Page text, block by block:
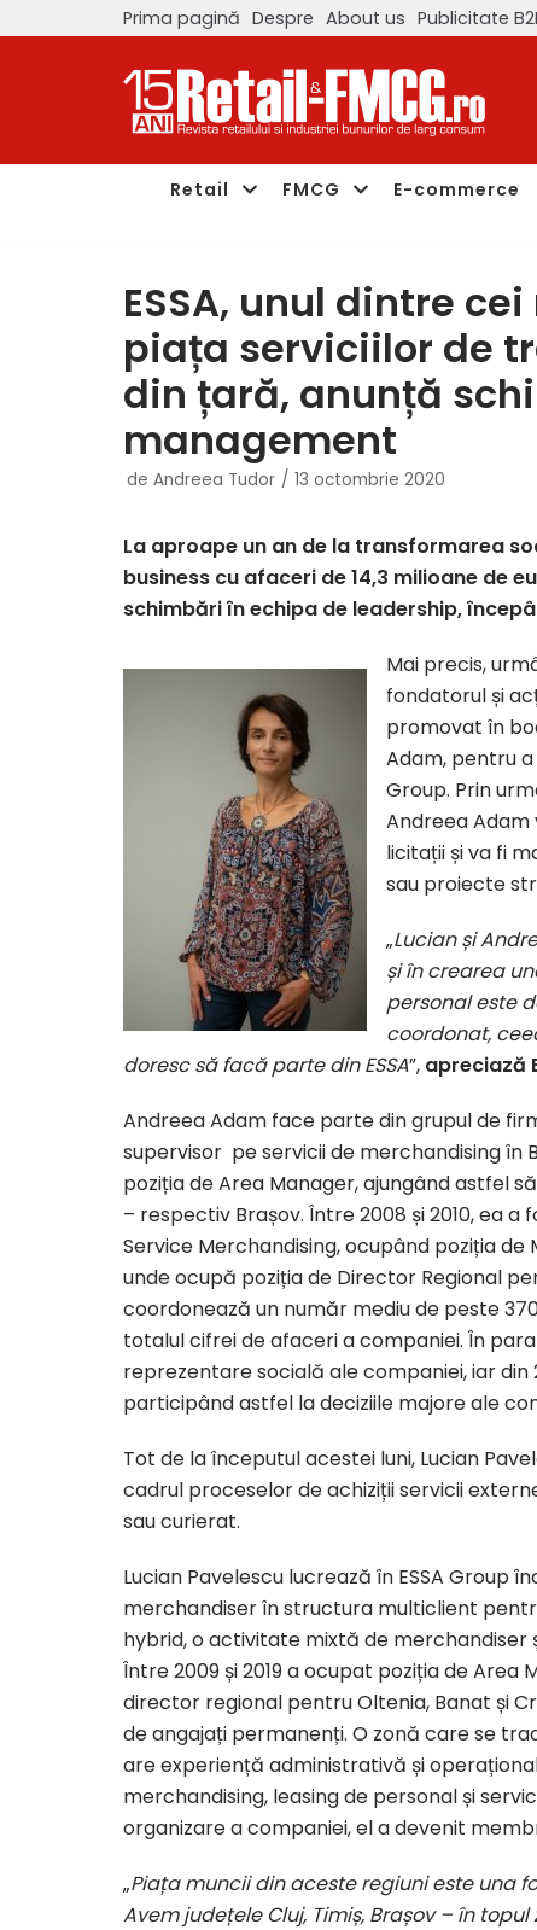
Prima pagină Despre About us Publicitate
Retail FMCG E-commerce
ESSA, unul dintre
piața serviciilor de
din țară, anunță
management
de Andreea Tudor 13 octombrie 2020
La aproape un an de la transformarea
business cu afaceri de 14,3 milioane de
schimbări în echipa de leadership,
Mai precis,
fondatorul și
promovat în
Adam, pentru
Group. Prin
Andreea Adam
licitații și va fi
sau proiecte
„Lucian și
și în crearea
personal este
coordonat,
doresc să facă parte din ESSA”, apreciază
Andreea Adam face parte din grupul de
supervisor pe servicii de merchandising în
poziția de Area Manager, ajungând astfel
– respectiv Brașov. Între 2008 și 2010, ea
Service Merchandising, ocupând poziția de
unde ocupă poziția de Director Regional
coordonează un număr mediu de peste
totalul cifrei de afaceri a companiei. În
reprezentare socială ale companiei, iar
participând astfel la deciziile majore ale
Tot de la începutul acestei luni, Lucian
cadrul proceselor de achiziții servicii
sau curierat.
Lucian Pavelescu lucrează în ESSA Group
merchandiser în structura multiclient
hybrid, o activitate mixtă de
Între 2009 și 2019 a ocupat poziția de Area
director regional pentru Oltenia, Banat și
de angajați permanenți. O zonă care se
are experiență administrativă și
merchandising, leasing de personal și
organizare a companiei, el a devenit
„Piața muncii din aceste regiuni este una
Avem județele Cluj, Timiș, Brașov – în